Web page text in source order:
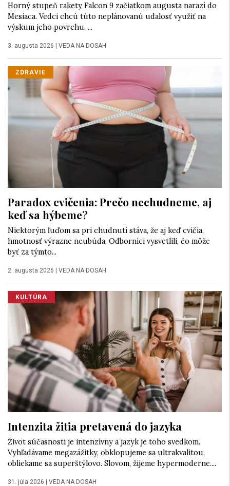
Horný stupeň rakety Falcon 9 začiatkom augusta narazí do
Mesiaca. Vedci chcú túto neplánovanú udalosť využiť na
výskum jeho povrchu. ...
3. augusta 2026 VEDA NA DOSAH
ZDRAVIE
Paradox cvičenia: Prečo nechudneme, aj
keď sa hýbeme?
Niektorým ľuďom sa pri chudnutí stáva, že aj keď cvičia,
hmotnosť výrazne neubúda. Odborníci vysvetlili, čo môže
byť za týmto...
2. augusta 2026 | VEDA NA DOSAH
KULTÚRA
Intenzita žitia pretavená do jazyka
Život súčasnosti je intenzívny a jazyk je toho svedkom.
Vyhľadávame megazážitky, obklopujeme sa ultrakvalitou,
obliekame sa superštýlovo. Slovom, žijeme hypermoderne....
31. júla 2026 | VEDA NA DOSAH